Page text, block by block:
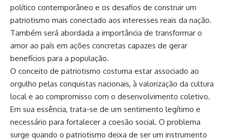
político contemporâneo e os desafios de construir um
patriotismo mais conectado aos interesses reais da nação.
Também será abordada a importância de transformar o
amor ao país em ações concretas capazes de gerar
benefícios para a população.
O conceito de patriotismo costuma estar associado ao
orgulho pelas conquistas nacionais, à valorização da cultura
local e ao compromisso com o desenvolvimento coletivo.
Em sua essência, trata-se de um sentimento legítimo e
necessário para fortalecer a coesão social. O problema
surge quando o patriotismo deixa de ser um instrumento